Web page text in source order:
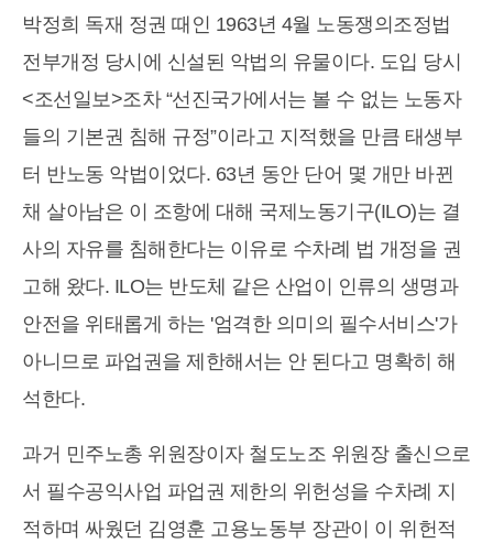
박정희 독재 정권 때인 1963년 4월 노동쟁의조정법
전부개정 당시에 신설된 악법의 유물이다. 도입 당시
<조선일보>조차 “선진국가에서는 볼 수 없는 노동자
들의 기본권 침해 규정”이라고 지적했을 만큼 태생부
터 반노동 악법이었다. 63년 동안 단어 몇 개만 바뀐
채 살아남은 이 조항에 대해 국제노동기구(ILO)는 결
사의 자유를 침해한다는 이유로 수차례 법 개정을 권
고해 왔다. ILO는 반도체 같은 산업이 인류의 생명과
안전을 위태롭게 하는 '엄격한 의미의 필수서비스'가
아니므로 파업권을 제한해서는 안 된다고 명확히 해
석한다.
과거 민주노총 위원장이자 철도노조 위원장 출신으로
서 필수공익사업 파업권 제한의 위헌성을 수차례 지
적하며 싸웠던 김영훈 고용노동부 장관이 이 위헌적